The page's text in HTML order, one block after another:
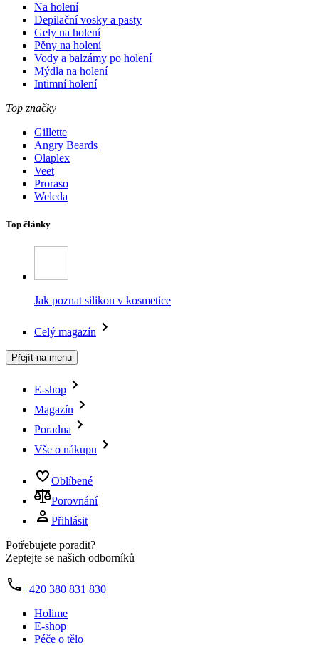
Na holení
Depilační vosky a pasty
Gely na holení
Pěny na holení
Vody a balzámy po holení
Mýdla na holení
Intimní holení
Top značky
Gillette
Angry Beards
Olaplex
Veet
Proraso
Weleda
Top články
Jak poznat silikon v kosmetice
Celý magazín
Přejít na menu
E-shop
Magazín
Poradna
Vše o nákupu
Oblíbené
Porovnání
Přihlásit
Potřebujete poradit?
Zeptejte se našich odborníků
+420 380 831 830
Holime
E-shop
Péče o tělo